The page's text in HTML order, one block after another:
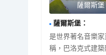
薩爾斯堡
薩爾斯堡 ：
是世界著名音樂
稱，巴洛克式建